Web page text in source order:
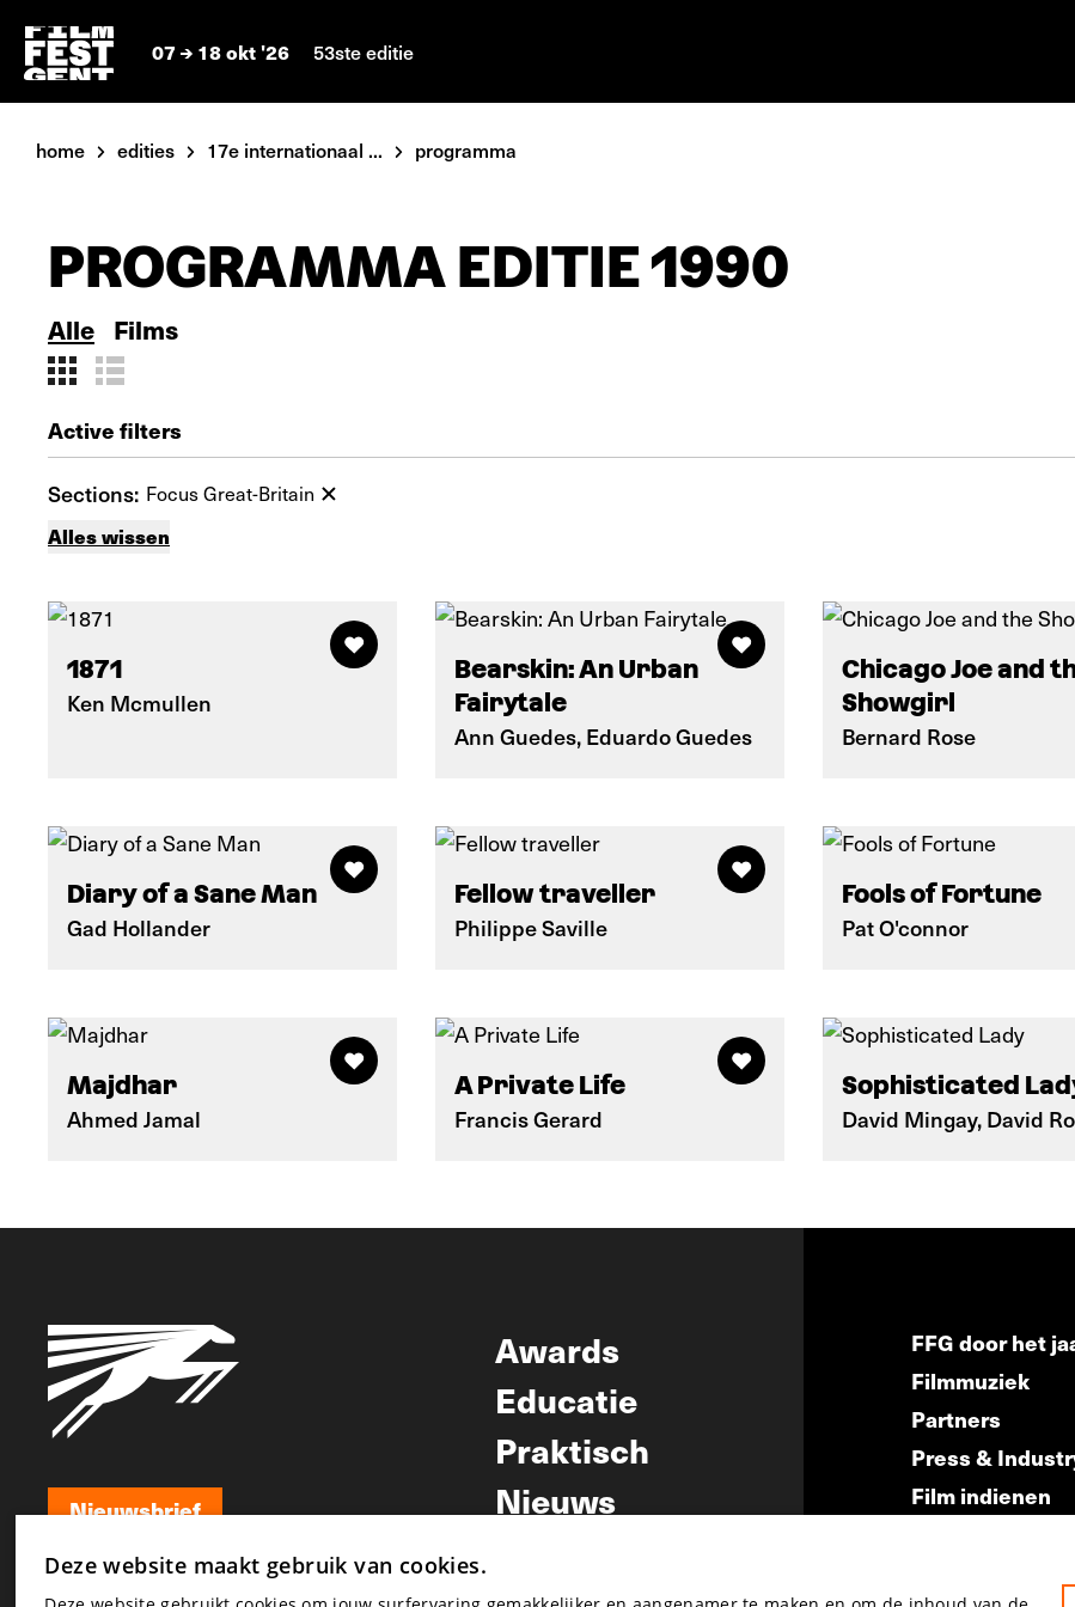
07 18 okt '26 53ste editie
home edities 17e internationaal ... programma
PROGRAMMA EDITIE 1990
Alle Films
Active filters
Sections: Focus Great-Britain
Alles wissen
1871
Ken Mcmullen
Bearskin: An Urban
Fairytale
Ann Guedes, Eduardo Guedes
Chicago Joe and
Showgirl
Bernard Rose
Diary of a Sane Man
Gad Hollander
Fellow traveller
Philippe Saville
Fools of Fortune
Pat O'connor
Majdhar
Ahmed Jamal
A Private Life
Francis Gerard
Sophisticated
David Mingay, David
Nieuwsbrief
Nieuwsbrief
Awards
Educatie
Praktisch
Nieuws
FFG door het
Filmmuziek
Partners
Press &
Film indienen
Deze website maakt gebruik van cookies.